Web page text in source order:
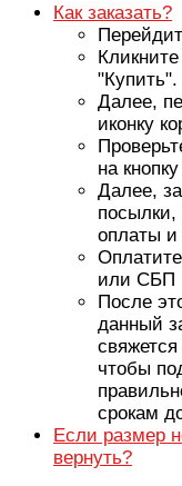
Как заказать?
"Купить".
Далее,
иконку
на
Далее,
посылки,
оплаты и
Оплатите
или СБП
После
данный
чтобы
срокам
Если размер
вернуть?